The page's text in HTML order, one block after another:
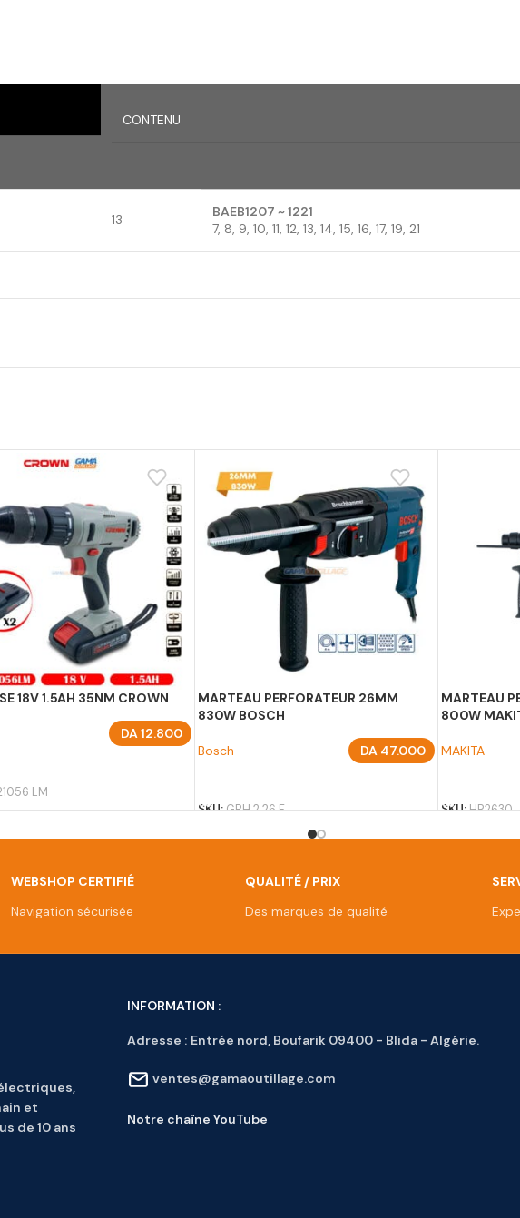
CONTENU
13
BAEB1207 ~ 1221
7, 8, 9, 10, 11, 12, 13, 14, 15, 16, 17, 19, 21
18V 1.5AH 35NM CROWN
DA12.800
LM
MARTEAU PERFORATEUR 26MM
830W BOSCH
Bosch DA 47.000
SKU:GBH 2 26 F
MARTEAU
800W
MAKITA
SKU:HR2630
WEBSHOP CERTIFIÉ
Navigation sécurisée
QUALITÉ / PRIX
Des marques de qualité
et
de 10 ans
INFORMATION :
Adresse : Entrée nord, Boufarik 09400 - Blida - Algérie.
ventes@gamaoutillage.com
Notre chaîne YouTube